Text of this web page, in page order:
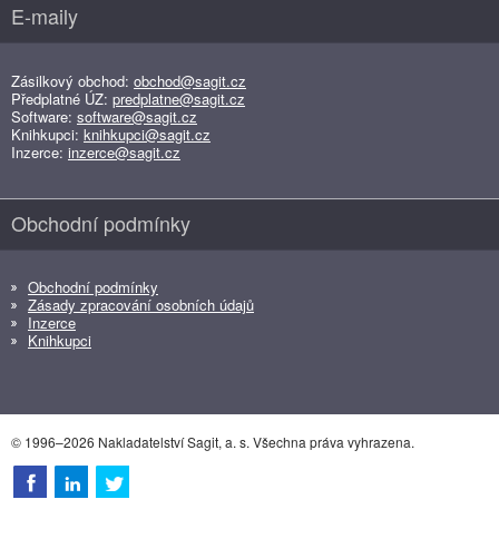
E-maily
Zásilkový obchod: obchod@sagit.cz
Předplatné ÚZ: predplatne@sagit.cz
Software: software@sagit.cz
Knihkupci: knihkupci@sagit.cz
Inzerce: inzerce@sagit.cz
Obchodní podmínky
Obchodní podmínky
Zásady zpracování osobních údajů
Inzerce
Knihkupci
© 1996–2026 Nakladatelství Sagit, a. s. Všechna práva vyhrazena.